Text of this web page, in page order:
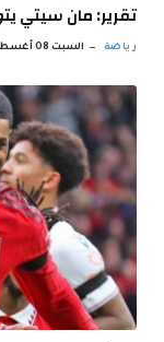
تقرير: مان سيتي
رياضة السبت 08 أغسطس 11:57 ص